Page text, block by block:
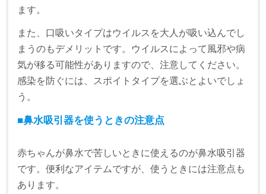
ます。
また、口吸いタイプはウイルスを大人が吸い込んでし
まうのもデメリットです。ウイルスによって風邪や病
気が移る可能性がありますので、注意してください。
感染を防ぐには、スポイトタイプを選ぶとよいでしょ
う。
■鼻水吸引器を使うときの注意点
赤ちゃんが鼻水で苦しいときに使えるのが鼻水吸引器
です。便利なアイテムですが、使うときには注意点も
あります。